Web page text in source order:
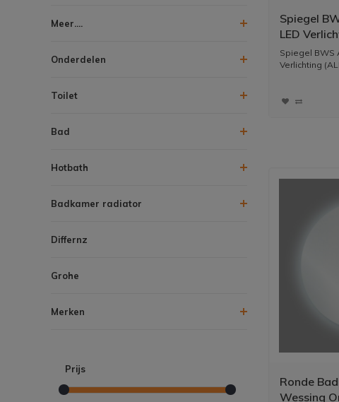
Meer....
Onderdelen
Toilet
Bad
Hotbath
Badkamer radiator
Differnz
Grohe
Merken
Prijs
Spiegel
LED
Spiegel BWS
Verlichting
Ronde
Wessing